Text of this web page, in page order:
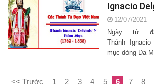
Ignacio
12/07/2021
Ngày tử
Thánh
mục dòng Đa
<< Trước 1 2 3 4 5 6 7 8